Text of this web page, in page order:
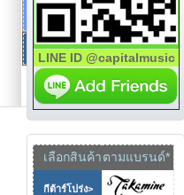
LINE ID @capitalmusic
เลือกสินค้าตามแบรนด์*
กีต้าร์โปร่ง>
ผู้แทนจำหน่ายแต่เพียงผู้
เดียว
Main menu 2